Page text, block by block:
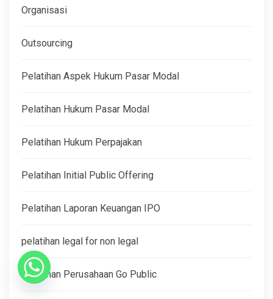
Organisasi
Outsourcing
Pelatihan Aspek Hukum Pasar Modal
Pelatihan Hukum Pasar Modal
Pelatihan Hukum Perpajakan
Pelatihan Initial Public Offering
Pelatihan Laporan Keuangan IPO
pelatihan legal for non legal
Pelatihan Perusahaan Go Public